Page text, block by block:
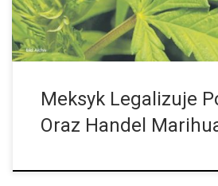
Meksyk Legalizuje
Oraz Handel